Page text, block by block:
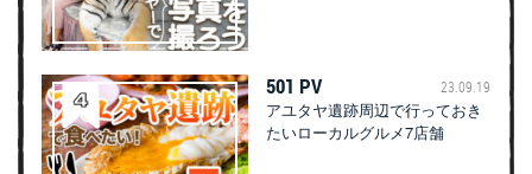
501 PV 23.09.19
アユタヤ遺跡周辺で行っておき
たいローカルグルメ7店舗